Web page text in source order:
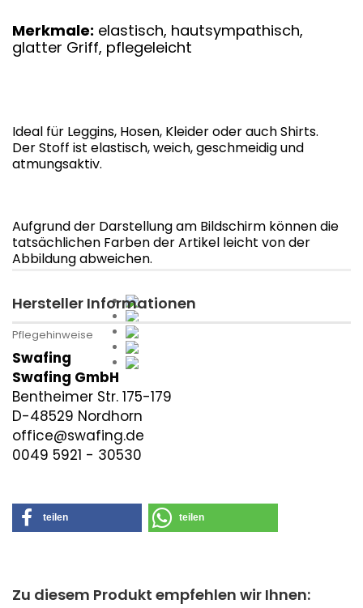
Merkmale: elastisch, hautsympathisch,
glatter Griff, pflegeleicht
Ideal für Leggins, Hosen, Kleider oder auch Shirts.
Der Stoff ist elastisch, weich, geschmeidig und
atmungsaktiv.
Aufgrund der Darstellung am Bildschirm können die
tatsächlichen Farben der Artikel leicht von der
Abbildung abweichen.
Pflegehinweise
Hersteller Informationen
Swafing
Swafing GmbH
Bentheimer Str. 175-179
D-48529 Nordhorn
office@swafing.de
0049 5921 - 30530
teilen teilen
Zu diesem Produkt empfehlen wir Ihnen: